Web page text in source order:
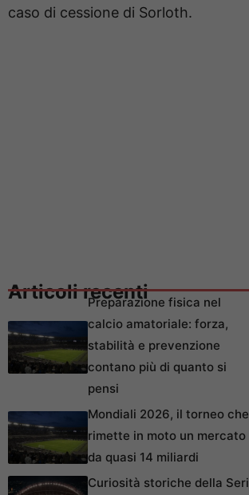
caso di cessione di Sorloth.
Articoli recentiPreparazione fisica nel
calcio amatoriale: forza,
stabilità e prevenzione
contano più di quanto si
pensi
Mondiali 2026, il torneo che
rimette in moto un mercato
da quasi 14 miliardi
Curiosità storiche della